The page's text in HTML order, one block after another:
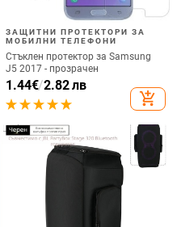
ЗАЩИТНИ ПРОТЕКТОРИ ЗА
МОБИЛНИ ТЕЛЕФОНИ
Стъклен протектор за Samsung
J5 2017 - прозрачен
1.44€/2.82 лв
add_shopping_cart